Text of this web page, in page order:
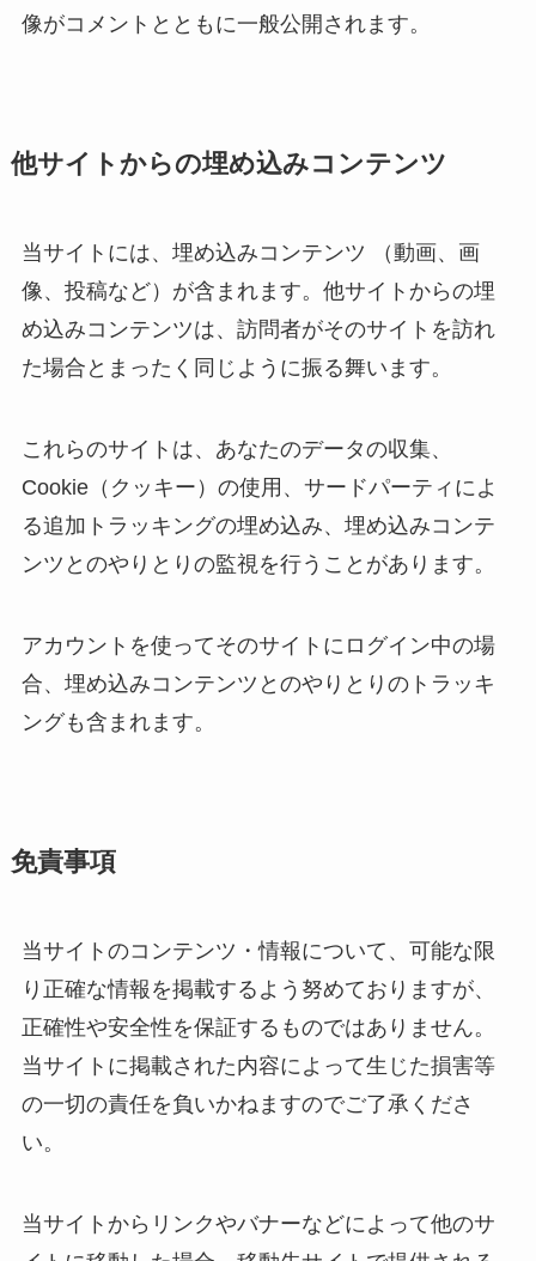
像がコメントとともに一般公開されます。
他サイトからの埋め込みコンテンツ
当サイトには、埋め込みコンテンツ （動画、画
像、投稿など）が含まれます。他サイトからの埋
め込みコンテンツは、訪問者がそのサイトを訪れ
た場合とまったく同じように振る舞います。
これらのサイトは、あなたのデータの収集、
Cookie（クッキー）の使用、サードパーティによ
る追加トラッキングの埋め込み、埋め込みコンテ
ンツとのやりとりの監視を行うことがあります。
アカウントを使ってそのサイトにログイン中の場
合、埋め込みコンテンツとのやりとりのトラッキ
ングも含まれます。
免責事項
当サイトのコンテンツ・情報について、可能な限
り正確な情報を掲載するよう努めておりますが、
正確性や安全性を保証するものではありません。
当サイトに掲載された内容によって生じた損害等
の一切の責任を負いかねますのでご了承くださ
い。
当サイトからリンクやバナーなどによって他のサ